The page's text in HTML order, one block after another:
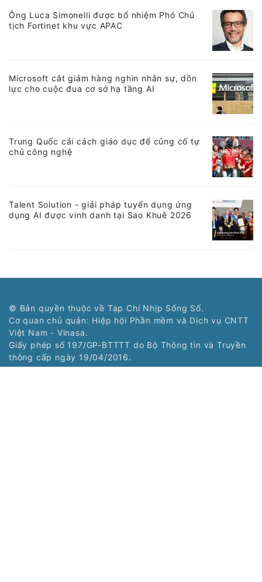
Ông Luca Simonelli được bổ nhiệm Phó Chủ
tịch Fortinet khu vực APAC
Microsoft cắt giảm hàng nghìn nhân sự, dồn
lực cho cuộc đua cơ sở hạ tầng AI
Trung Quốc cải cách giáo dục để củng cố tự
chủ công nghệ
Talent Solution - giải pháp tuyển dụng ứng
dụng AI được vinh danh tại Sao Khuê 2026
© Bản quyền thuộc về Tạp Chí Nhịp Sống Số.
Cơ quan chủ quản: Hiệp hội Phần mềm và Dịch vụ CNTT
Việt Nam - Vinasa.
Giấy phép số 197/GP-BTTTT do Bộ Thông tin và Truyền
thông cấp ngày 19/04/2016.